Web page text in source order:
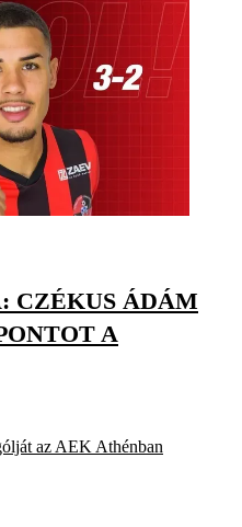
CZÉKUS ÁDÁM
A
az AEK Athénban